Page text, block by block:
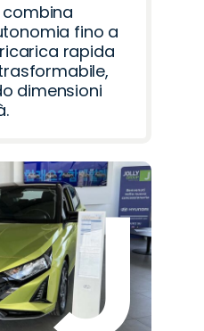
combina
fino a
rapida
dimensioni